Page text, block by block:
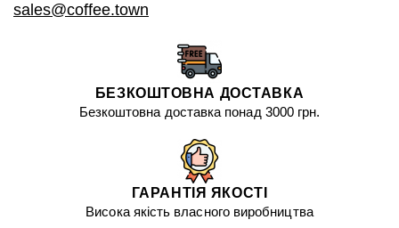
sales@coffee.town
БЕЗКОШТОВНА ДОСТАВКА
Безкоштовна доставка понад 3000 грн.
ГАРАНТІЯ ЯКОСТІ
Висока якість власного виробництва